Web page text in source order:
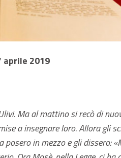
aprile 2019
Ma al mattino si recò di
a insegnare loro. Allora gli
in mezzo e gli dissero: